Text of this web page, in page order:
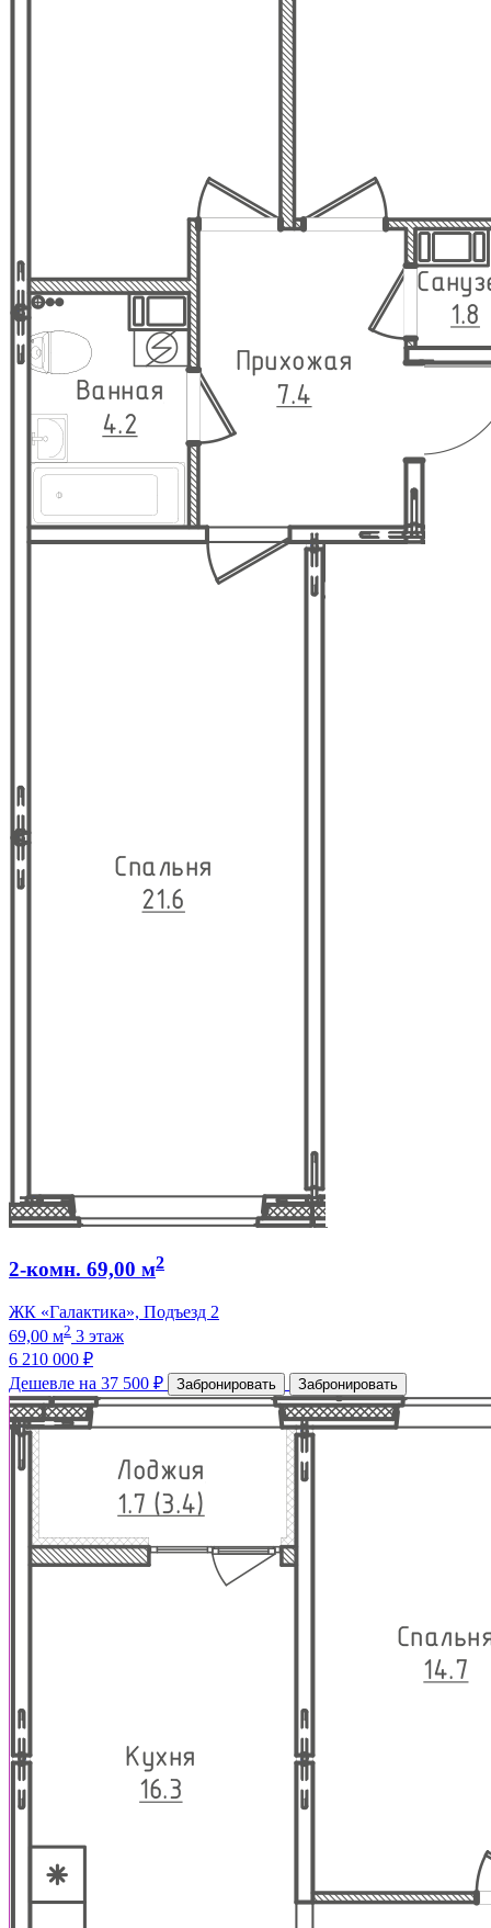
2-комн. 69,00 м2
ЖК «Галактика», Подъезд 2
69,00 м2 3 этаж
6 210 000 ₽
Дешевле на 37 500 ₽
Забронировать Забронировать